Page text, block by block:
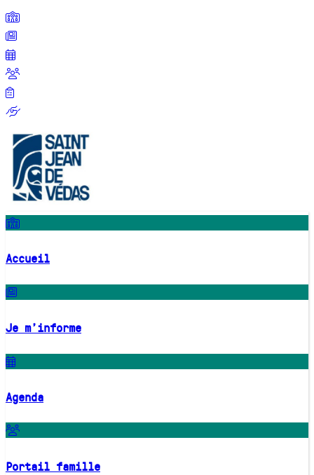
Accueil
Je m'informe
Agenda
Portail famille